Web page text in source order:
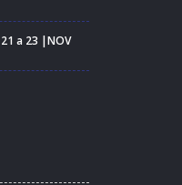
21 a 23 |NOV